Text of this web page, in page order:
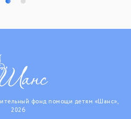
фонд помощи детям «Шанс»,
2026